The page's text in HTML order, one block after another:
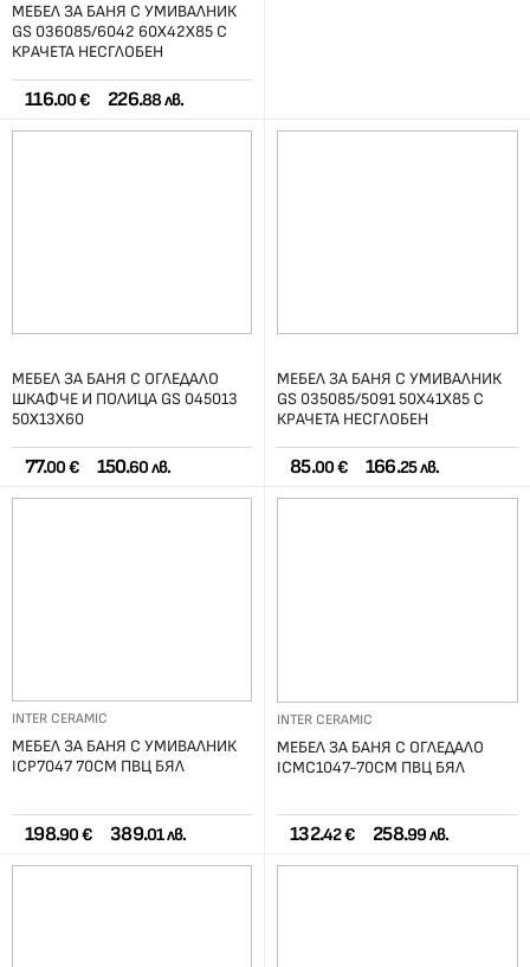
МЕБЕЛ ЗА БАНЯ С УМИВАЛНИК
GS 036085/6042 60Х42Х85 С
КРАЧЕТА НЕСГЛОБЕН
116.00 € 226.88 лв.
МЕБЕЛ ЗА БАНЯ С ОГЛЕДАЛО
ШКАФЧЕ И ПОЛИЦА GS 045013
50Х13Х60
77.00 € 150.60 лв.
МЕБЕЛ ЗА БАНЯ С УМИВАЛНИК
GS 035085/5091 50Х41Х85 С
КРАЧЕТА НЕСГЛОБЕН
85.00 € 166.25 лв.
INTER CERAMIC
МЕБЕЛ ЗА БАНЯ С УМИВАЛНИК
ICP7047 70СМ ПВЦ БЯЛ
198.90 € 389.01 лв.
INTER CERAMIC
МЕБЕЛ ЗА БАНЯ С ОГЛЕДАЛО
ICMC1047-70СМ ПВЦ БЯЛ
132.42 € 258.99 лв.